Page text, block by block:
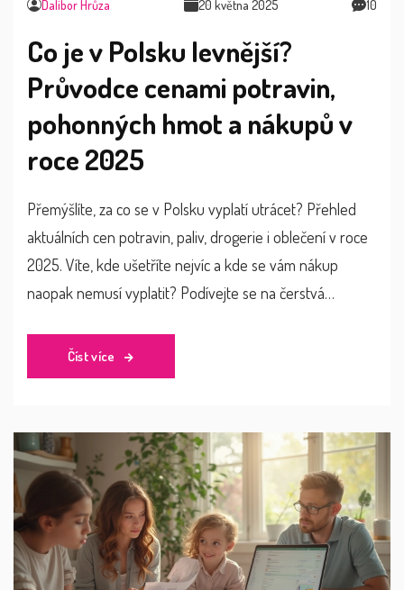
Dalibor Hrůza 20 května 2025 10
Co je v Polsku levnější?
Průvodce cenami potravin,
pohonných hmot a nákupů v
roce 2025
Přemýšlíte, za co se v Polsku vyplatí utrácet? Přehled
aktuálních cen potravin, paliv, drogerie i oblečení v roce
2025. Víte, kde ušetříte nejvíc a kde se vám nákup
naopak nemusí vyplatit? Podívejte se na čerstvá
Číst více